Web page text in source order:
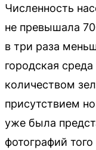
Численность
не превышала
в три раза
городская
количеством
присутствием
уже была
фотографий